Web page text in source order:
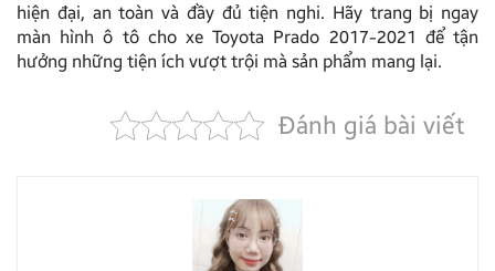
hiện đại, an toàn và đầy đủ tiện nghi. Hãy trang bị ngay
màn hình ô tô cho xe Toyota Prado 2017-2021 để tận
hưởng những tiện ích vượt trội mà sản phẩm mang lại.
Đánh giá bài viết